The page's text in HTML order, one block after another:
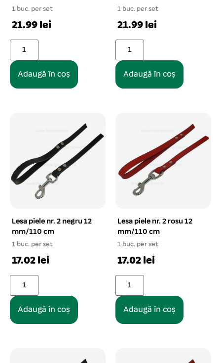
1 buc. per set
21.99 lei
Adaugă în coș
1 buc. per set
21.99 lei
Adaugă în coș
Lesa piele nr. 2 negru 12
mm/110 cm
1 buc. per set
17.02 lei
Adaugă în coș
Lesa piele nr. 2 rosu 12
mm/110 cm
1 buc. per set
17.02 lei
Adaugă în coș